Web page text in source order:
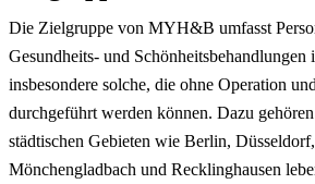
Die Zielgruppe von MYH&B umfasst
Gesundheits- und Schönheitsbehandlungen
insbesondere solche, die ohne Operation
durchgeführt werden können. Dazu
städtischen Gebieten wie Berlin,
Mönchengladbach und Recklinghausen